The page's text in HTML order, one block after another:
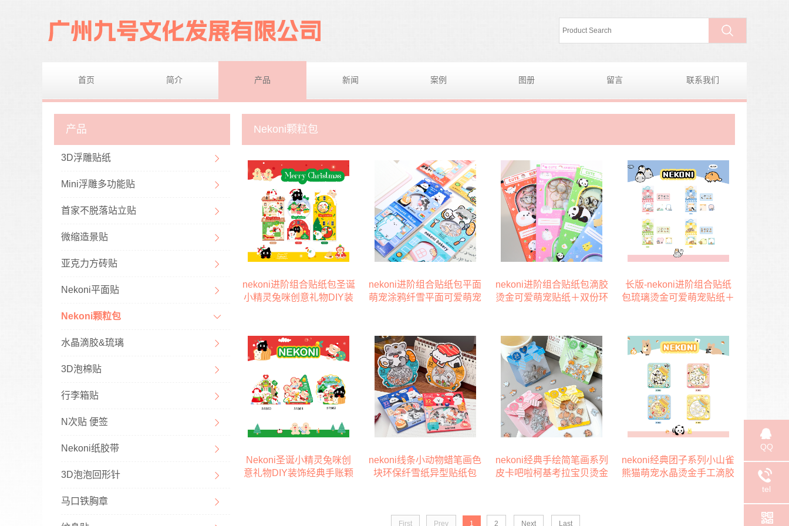
首页 简介 产品 新闻 案例 图册 留言 联系我们
Nekoni颗粒包
nekoni进阶组合贴纸包圣诞
小精灵兔咪创意礼物DIY装
言贴
nekoni进阶组合贴纸包平面
萌宠涂鸦纤雪平面可爱萌宠
萌宠屋手账装饰贴纸手机电
脑手账不干胶贴纸
nekoni进阶组合贴纸包滴胶
烫金可爱萌宠贴纸＋双份环
饰贴纸手机电脑手账不干胶
贴纸
长版-nekoni进阶组合贴纸
包琉璃烫金可爱萌宠贴纸＋
账装饰贴纸手机电脑手账不
干胶贴纸
Nekoni圣诞小精灵兔咪创
意礼物DIY装饰经典手账颗
nekoni线条小动物蜡笔画色
块环保纤雪纸异型贴纸包
nekoni经典手绘简笔画系列
皮卡吧啦柯基考拉宝贝烫金
nekoni经典团子系列小山雀
熊猫萌宠水晶烫金手工滴胶
First Prev 1 2 Next Last
产品
3D浮雕贴纸
Mini浮雕多功能贴
首家不脱落站立贴
微缩造景贴
亚克力方砖贴
Nekoni平面贴
Nekoni颗粒包
水晶滴胶&琉璃
3D泡棉贴
行李箱贴
N次贴 便签
Nekoni纸胶带
3D泡泡回形针
马口铁胸章
QQ
tel